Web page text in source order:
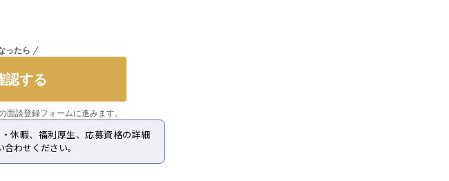
ったら
認する
面談登録フォームに進みます。
休暇、福利厚生、応募資格の詳細
わせください。